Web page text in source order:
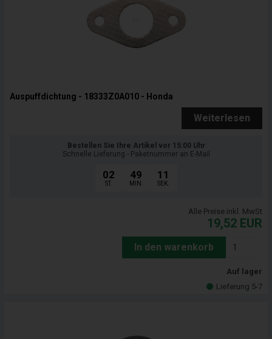
Auspuffdichtung - 18333Z0A010 - Honda
Weiterlesen
Bestellen Sie Ihre Artikel vor 15:00 Uhr
Schnelle Lieferung - Paketnummer an E-Mail
02
ST.
49
MIN.
09
SEK.
Alle Preise inkl. MwSt
19,52 EUR
In den warenkorb
Auf lager
Lieferung 5-7